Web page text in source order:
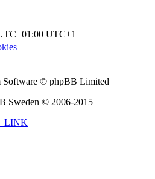
UTC+1
Software © phpBB Limited
Sweden © 2006-2015